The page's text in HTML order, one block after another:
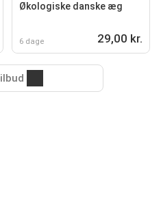
Økologiske danske æg
6 dage 29,00 kr.